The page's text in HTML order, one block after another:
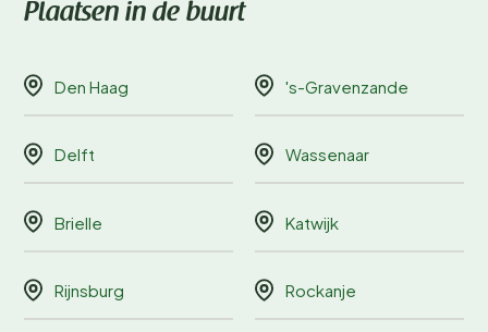
Plaatsen in de buurt
Den Haag 's-Gravenzande
Delft Wassenaar
Brielle Katwijk
Rijnsburg Rockanje